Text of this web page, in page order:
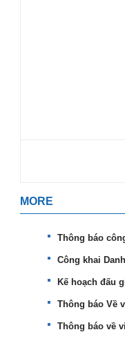
MORE
Thông báo
Công khai
Kế hoạch đấu
Thông báo Về
Thông báo về